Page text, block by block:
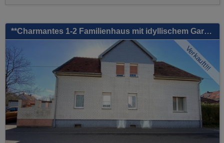
**Charmantes 1-2 Familienhaus mit idyllischem Garten, gr. Terrasse, Nebengebäude, Doppelgarage, uvm.**
Verkauft!!!